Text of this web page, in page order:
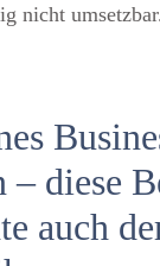
nicht
– diese
auch